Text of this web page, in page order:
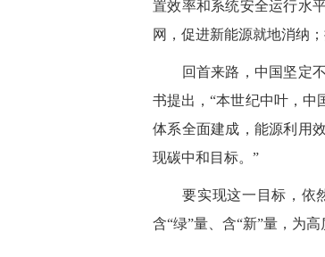
置效率和系统安全运行水
网，促进新能源就地消纳
回首来路，中国坚定不
书提出，“本世纪中叶，中
体系全面建成，能源利用
现碳中和目标。”
要实现这一目标，依然
含“绿”量、含“新”量，为